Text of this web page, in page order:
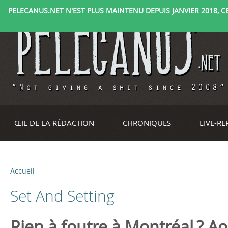
PELECANUS.NET N'EST PLUS MAINTENU DEPUIS JANVIER 2018,
ŒIL DE LA RÉDACTION CHRONIQUES LIVE-
V
o
u
Accueil
Set And Setting